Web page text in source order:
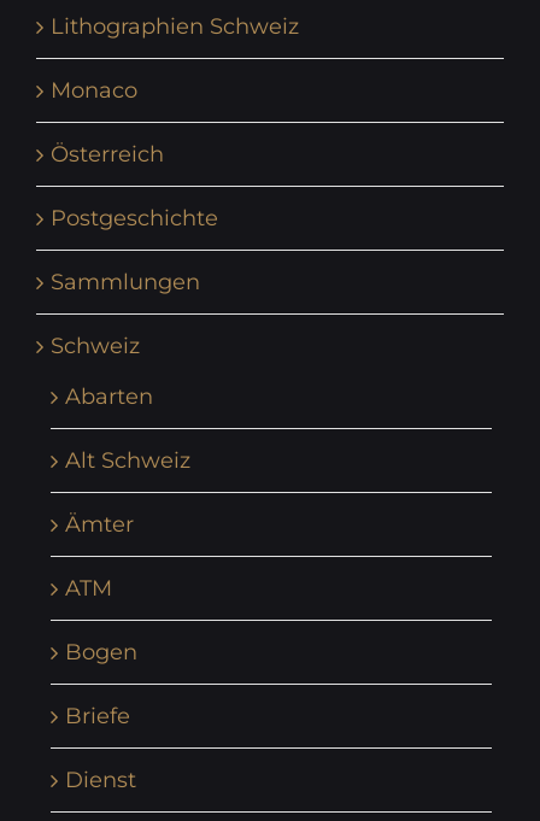
Lithographien Schweiz
Monaco
Österreich
Postgeschichte
Sammlungen
Schweiz
Abarten
Alt Schweiz
Ämter
ATM
Bogen
Briefe
Dienst